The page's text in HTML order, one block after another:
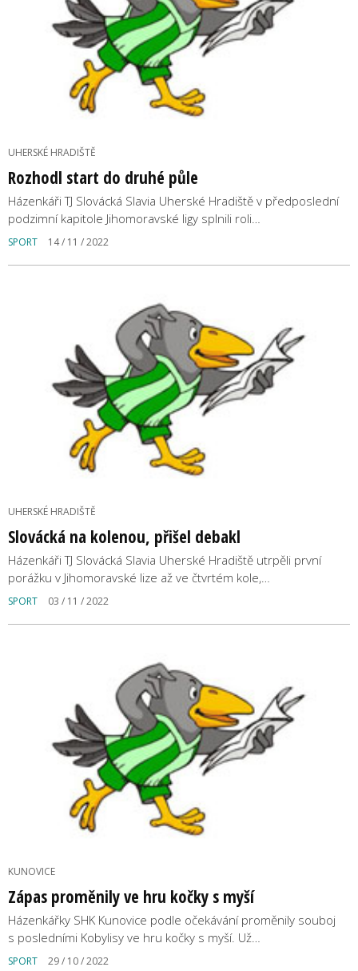
UHERSKÉ HRADIŠTĚ
Rozhodl start do druhé půle
Házenkáři TJ Slovácká Slavia Uherské Hradiště v předposlední
podzimní kapitole Jihomoravské ligy splnili roli…
SPORT 14 / 11 / 2022
UHERSKÉ HRADIŠTĚ
Slovácká na kolenou, přišel debakl
Házenkáři TJ Slovácká Slavia Uherské Hradiště utrpěli první
porážku v Jihomoravské lize až ve čtvrtém kole,…
SPORT 03 / 11 / 2022
KUNOVICE
Zápas proměnily ve hru kočky s myší
Házenkářky SHK Kunovice podle očekávání proměnily souboj
s posledními Kobylisy ve hru kočky s myší. Už…
SPORT 29 / 10 / 2022